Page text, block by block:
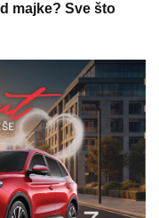
majke? Sve što